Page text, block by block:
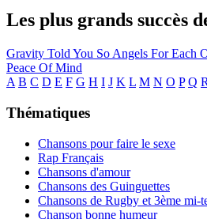
Les plus grands succès
Gravity Told You So Angels For Each
Peace Of Mind
A B C D E F G H I J K L M N O P Q R
Thématiques
Chansons pour faire le sexe
Rap Français
Chansons d'amour
Chansons des Guinguettes
Chansons de Rugby et 3ème mi-
Chanson bonne humeur